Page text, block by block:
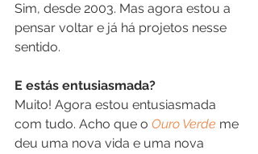
Sim, desde 2003. Mas agora estou a
pensar voltar e já há projetos nesse
sentido.
E estás entusiasmada?
Muito! Agora estou entusiasmada
com tudo. Acho que o Ouro Verde me
deu uma nova vida e uma nova